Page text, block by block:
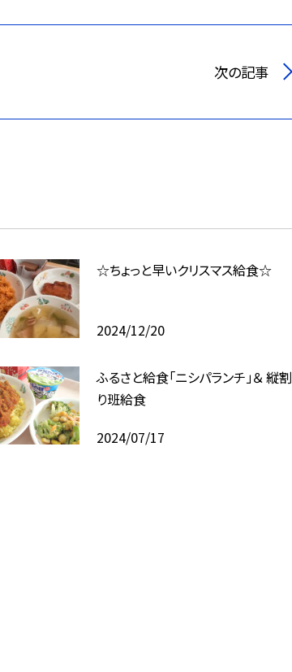
次の記事
☆ちょっと早いクリスマス給食☆
2024/12/20
ふるさと給食「ニシパランチ」＆ 縦割
り班給食
2024/07/17